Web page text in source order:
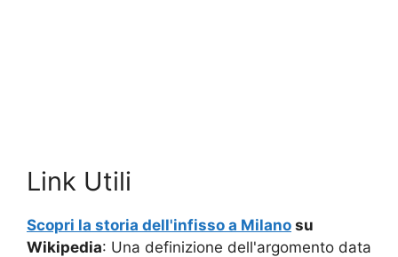
Link Utili
Scopri la storia dell'infisso a Milano su
Wikipedia: Una definizione dell'argomento data